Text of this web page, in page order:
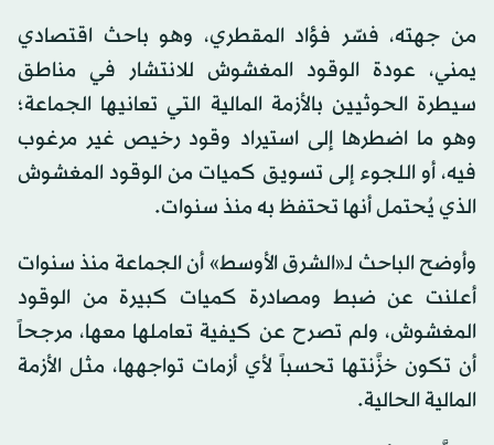
من جهته، فسّر فؤاد المقطري، وهو باحث اقتصادي
يمني، عودة الوقود المغشوش للانتشار في مناطق
سيطرة الحوثيين بالأزمة المالية التي تعانيها الجماعة؛
وهو ما اضطرها إلى استيراد وقود رخيص غير مرغوب
فيه، أو اللجوء إلى تسويق كميات من الوقود المغشوش
الذي يُحتمل أنها تحتفظ به منذ سنوات.
وأوضح الباحث لـ«الشرق الأوسط» أن الجماعة منذ سنوات
أعلنت عن ضبط ومصادرة كميات كبيرة من الوقود
المغشوش، ولم تصرح عن كيفية تعاملها معها، مرجحاً
أن تكون خزَّنتها تحسباً لأي أزمات تواجهها، مثل الأزمة
المالية الحالية.